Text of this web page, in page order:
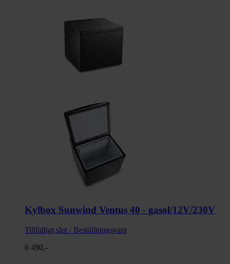
Kylbox Sunwind Ventus 40 - gasol/12V/230V
Tillfälligt slut / Beställningsvara
6 490,-